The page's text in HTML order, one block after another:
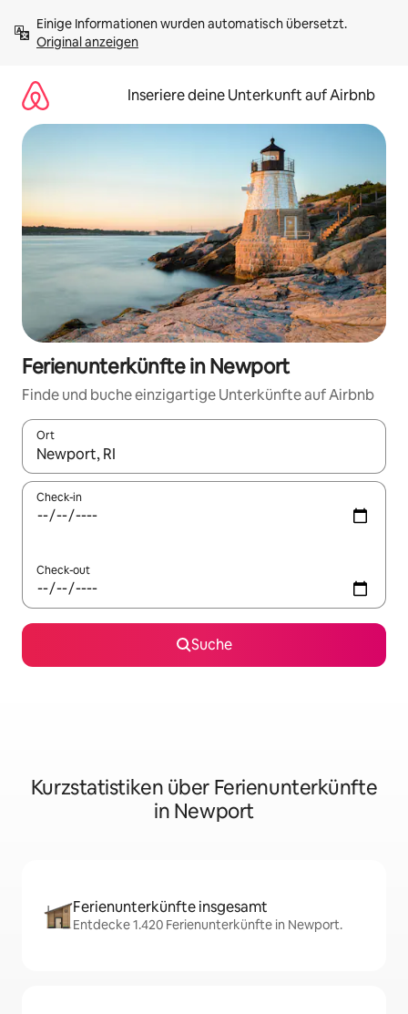
Inhalten
springenOriginal anzeigen
Inseriere deine Unterkunft auf Airbnb
Ferienunterkünfte in Newport
Finde und buche einzigartige Unterkünfte auf Airbnb
Ort
Wenn Ergebnisse verfügbar sind, navigiere mit den
Check-in
Check-out
Suche
Kurzstatistiken über Ferienunterkünfte
in Newport
Ferienunterkünfte insgesamt
Entdecke 1.420 Ferienunterkünfte in Newport.